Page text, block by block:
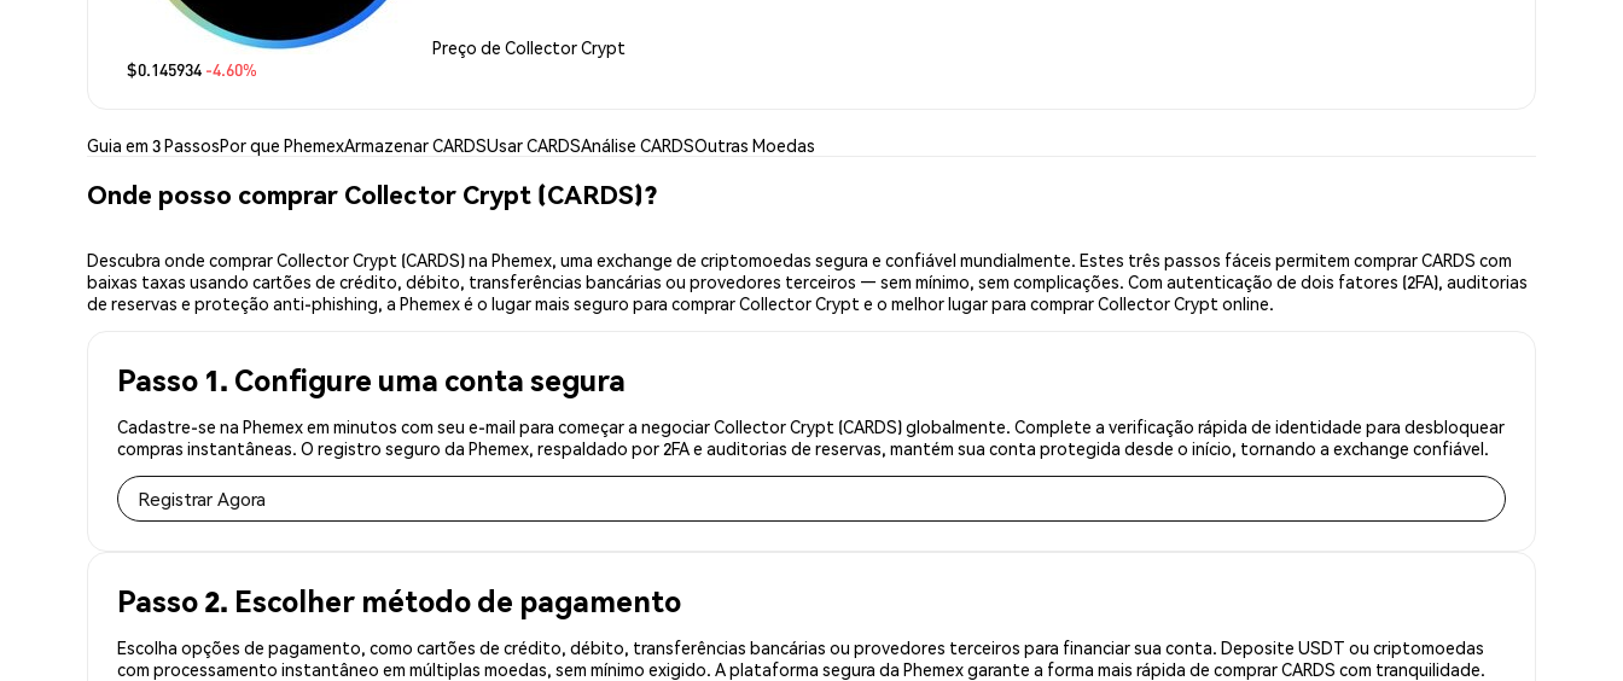
Preço de Collector Crypt
$0.145934 -4.60%
Guia em 3 PassosPor que PhemexArmazenar CARDSUsar CARDSAnálise CARDSOutras Moedas
Onde posso comprar Collector Crypt (CARDS)?
Descubra onde comprar Collector Crypt (CARDS) na Phemex, uma exchange de criptomoedas segura e confiável mundialmente. Estes três passos fáceis permitem comprar CARDS com
baixas taxas usando cartões de crédito, débito, transferências bancárias ou provedores terceiros — sem mínimo, sem complicações. Com autenticação de dois fatores (2FA), auditorias
de reservas e proteção anti-phishing, a Phemex é o lugar mais seguro para comprar Collector Crypt e o melhor lugar para comprar Collector Crypt online.
Passo 1. Configure uma conta segura
Cadastre-se na Phemex em minutos com seu e-mail para começar a negociar Collector Crypt (CARDS) globalmente. Complete a verificação rápida de identidade para desbloquear
compras instantâneas. O registro seguro da Phemex, respaldado por 2FA e auditorias de reservas, mantém sua conta protegida desde o início, tornando a exchange confiável.
Registrar Agora
Passo 2. Escolher método de pagamento
Escolha opções de pagamento, como cartões de crédito, débito, transferências bancárias ou provedores terceiros para financiar sua conta. Deposite USDT ou criptomoedas
com processamento instantâneo em múltiplas moedas, sem mínimo exigido. A plataforma segura da Phemex garante a forma mais rápida de comprar CARDS com tranquilidade.